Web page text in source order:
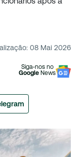
08 Mai 2026
Siga-nos no
Google News